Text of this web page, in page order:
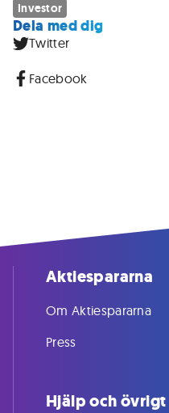
Investor
Dela med dig
Twitter
Facebook
Aktiespararna
Om Aktiespararna
Press
Hjälp och övrigt